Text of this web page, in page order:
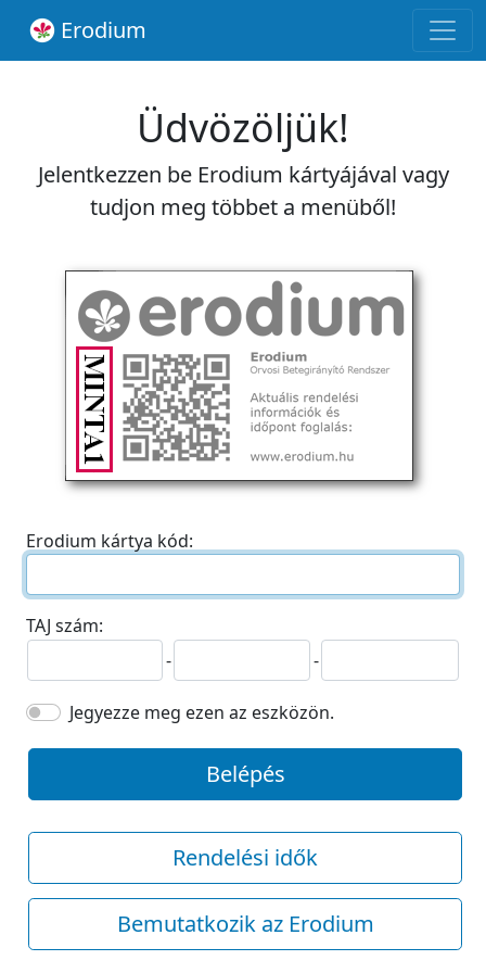
Erodium
Üdvözöljük!
Jelentkezzen be Erodium kártyájával vagy
tudjon meg többet a menüből!
Erodium kártya kód:
TAJ szám:
-
-
Jegyezze meg ezen az eszközön.
Belépés
Rendelési idők
Bemutatkozik az Erodium